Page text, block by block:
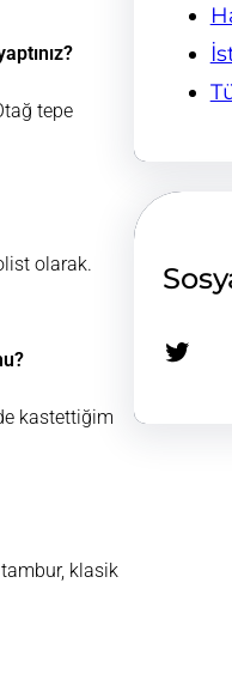
tepe
olarak.
kastettiğim
klasik
Twitter